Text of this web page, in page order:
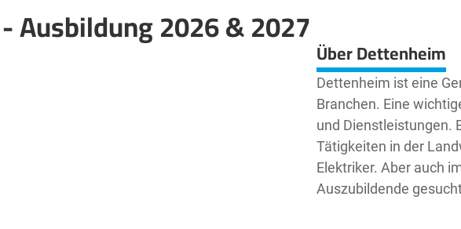
Ausbildung 2026 & 2027
Leaflet| ©OpenStreetMap2contributors Über Dettenheim
Dettenheim ist eine
Branchen. Eine
und Dienstleistungen.
Tätigkeiten in der
Elektriker. Aber auch
Auszubildende